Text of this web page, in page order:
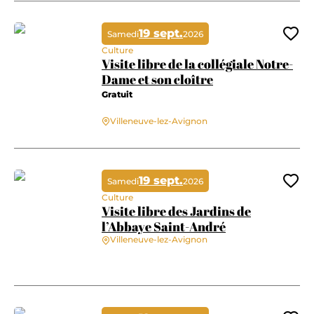
Visite libre de la collégiale Notre-
Dame et son cloître
Gratuit
Villeneuve-lez-Avignon
Samedi19 sept.2026
Culture
Visite libre de la collégiale Notre-Dame et son cloître
Visite libre des Jardins de
l’Abbaye Saint-André
Villeneuve-lez-Avignon
Samedi19 sept.2026
Culture